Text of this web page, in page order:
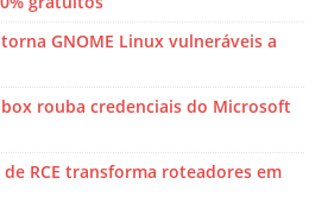
GNOME Linux vulneráveis ​​a
rouba credenciais do Microsoft
RCE transforma roteadores em